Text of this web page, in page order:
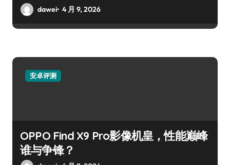
dawei 4 月 9, 2026
安卓评测
OPPO Find X9 Pro影像机皇，性能巅峰
谁与争锋？